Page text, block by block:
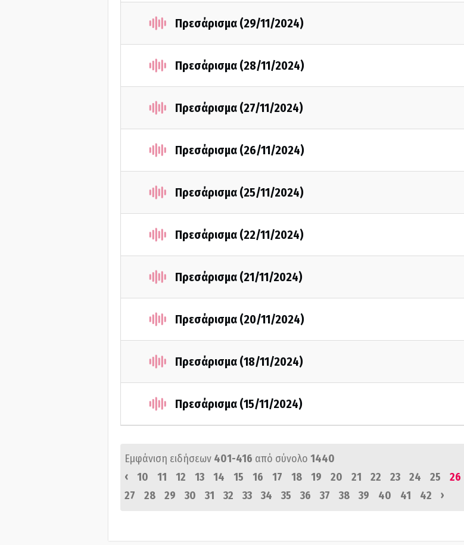
Πρεσάρισμα (29/11/2024)
Πρεσάρισμα (28/11/2024)
Πρεσάρισμα (27/11/2024)
Πρεσάρισμα (26/11/2024)
Πρεσάρισμα (25/11/2024)
Πρεσάρισμα (22/11/2024)
Πρεσάρισμα (21/11/2024)
Πρεσάρισμα (20/11/2024)
Πρεσάρισμα (18/11/2024)
Πρεσάρισμα (15/11/2024)
Εμφάνιση ειδήσεων 401-416 από σύνολο 1440
‹
10 11 12 13 14 15 16 17 18 19 20 21 22 23 24 25
26
27
28 29 30 31 32 33 34 35 36 37 38 39 40 41 42 ›